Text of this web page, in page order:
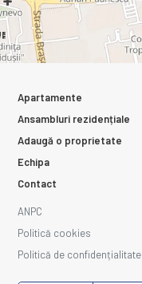
Apartamente
Ansambluri rezidențiale
Adaugă o proprietate
Echipa
Contact
ANPC
Politică cookies
Politică de confidențialitate